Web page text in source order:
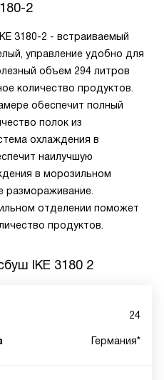
2
3180-2 - встраиваемый
управление удобно для
объем 294 литров
количество продуктов.
обеспечит полный
полок из
охлаждения в
наилучшую
в морозильном
размораживание.
отделении поможет
продуктов.
IKE 3180 2
24
Германия*